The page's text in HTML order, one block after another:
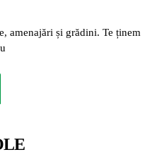
amenajări și grădini. Te ținem